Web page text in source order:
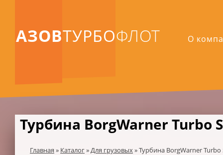
АЗОВТУРБОФЛОТ О
Турбина BorgWarner Turbo
Главная » Каталог»Для грузовых»Турбина BorgWarner Turbo